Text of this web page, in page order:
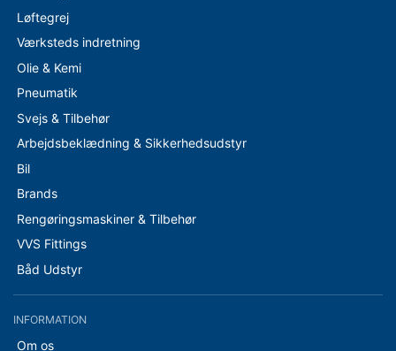
Løftegrej
Værksteds indretning
Olie & Kemi
Pneumatik
Svejs & Tilbehør
Arbejdsbeklædning & Sikkerhedsudstyr
Bil
Brands
Rengøringsmaskiner & Tilbehør
VVS Fittings
Båd Udstyr
INFORMATION
Om os